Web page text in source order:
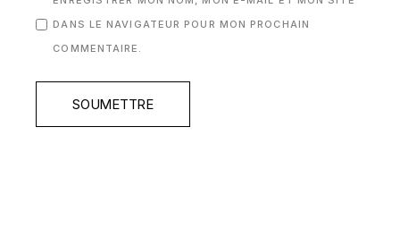
DANS LE NAVIGATEUR POUR MON PROCHAIN
COMMENTAIRE.
SOUMETTRE